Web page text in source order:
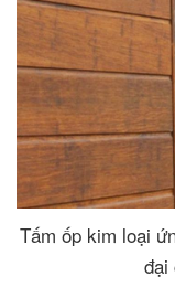
Tấm ốp kim loại
đại